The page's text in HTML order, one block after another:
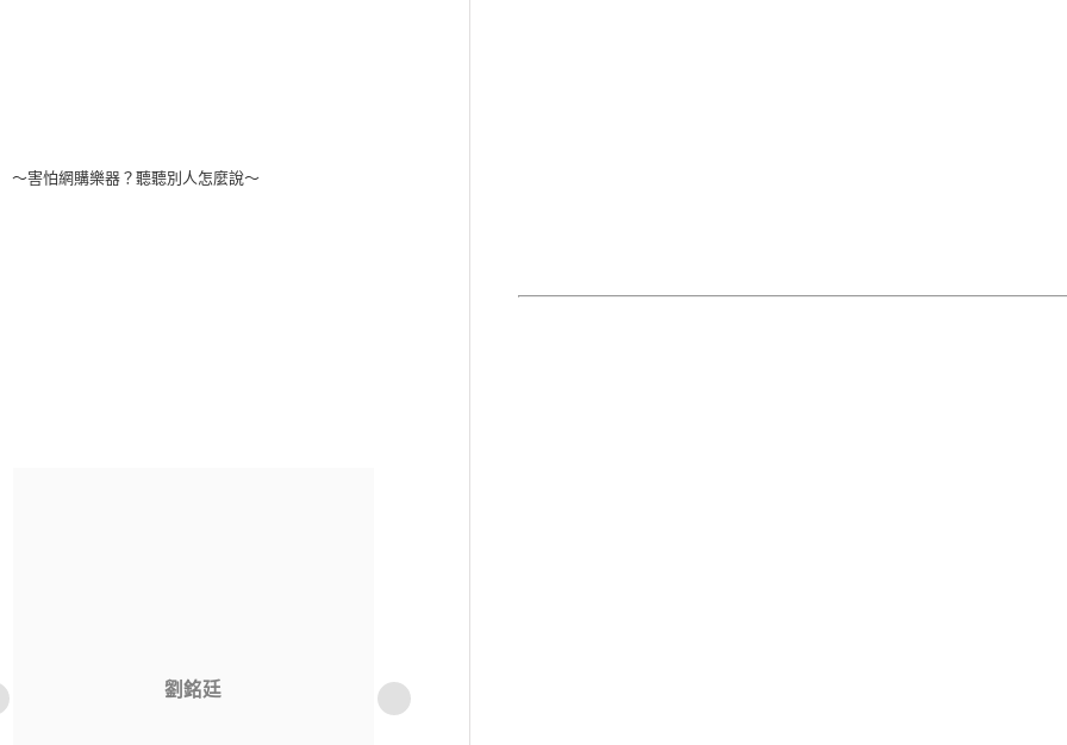
～害怕網購樂器？聽聽別人怎麼說～
洪貫傑